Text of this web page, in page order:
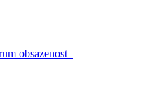
obsazenost